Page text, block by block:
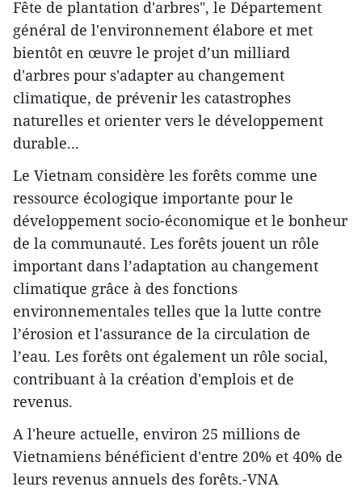
Fête de plantation d'arbres", le Département
général de l'environnement élabore et met
bientôt en œuvre le projet d’un milliard
d'arbres pour s'adapter au changement
climatique, de prévenir les catastrophes
naturelles et orienter vers le développement
durable...
Le Vietnam considère les forêts comme une
ressource écologique importante pour le
développement socio-économique et le bonheur
de la communauté. Les forêts jouent un rôle
important dans l’adaptation au changement
climatique grâce à des fonctions
environnementales telles que la lutte contre
l’érosion et l'assurance de la circulation de
l’eau. Les forêts ont également un rôle social,
contribuant à la création d'emplois et de
revenus.
A l'heure actuelle, environ 25 millions de
Vietnamiens bénéficient d'entre 20% et 40% de
leurs revenus annuels des forêts.-VNA